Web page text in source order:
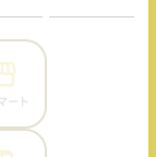
ート